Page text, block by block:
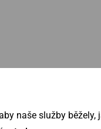
naše služby běžely,